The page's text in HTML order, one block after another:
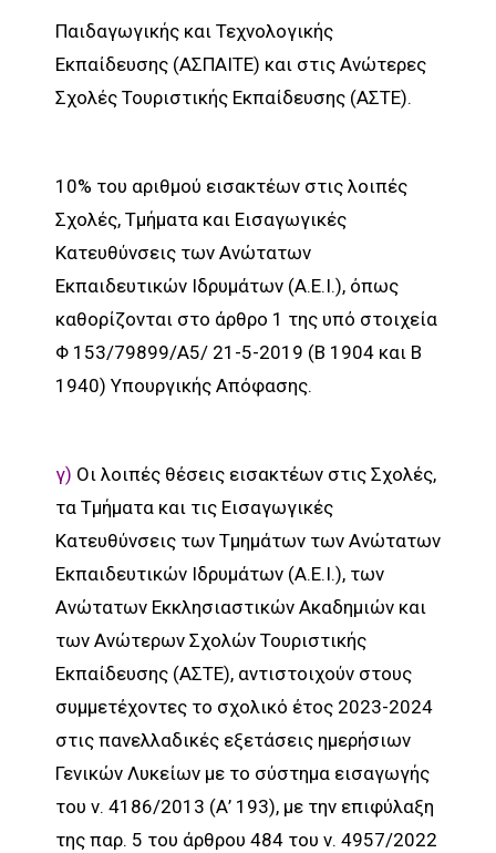
Παιδαγωγικής και Τεχνολογικής
Εκπαίδευσης (ΑΣΠΑΙΤΕ) και στις Ανώτερες
Σχολές Τουριστικής Εκπαίδευσης (ΑΣΤΕ).
10% του αριθμού εισακτέων στις λοιπές
Σχολές, Τμήματα και Εισαγωγικές
Κατευθύνσεις των Ανώτατων
Εκπαιδευτικών Ιδρυμάτων (Α.Ε.Ι.), όπως
καθορίζονται στο άρθρο 1 της υπό στοιχεία
Φ 153/79899/Α5/ 21-5-2019 (Β 1904 και Β
1940) Υπουργικής Απόφασης.
γ) Οι λοιπές θέσεις εισακτέων στις Σχολές,
τα Τμήματα και τις Εισαγωγικές
Κατευθύνσεις των Τμημάτων των Ανώτατων
Εκπαιδευτικών Ιδρυμάτων (Α.Ε.Ι.), των
Ανώτατων Εκκλησιαστικών Ακαδημιών και
των Ανώτερων Σχολών Τουριστικής
Εκπαίδευσης (ΑΣΤΕ), αντιστοιχούν στους
συμμετέχοντες το σχολικό έτος 2023-2024
στις πανελλαδικές εξετάσεις ημερήσιων
Γενικών Λυκείων με το σύστημα εισαγωγής
του ν. 4186/2013 (Α’ 193), με την επιφύλαξη
της παρ. 5 του άρθρου 484 του ν. 4957/2022